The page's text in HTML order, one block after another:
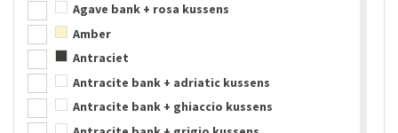
PE-schuim
Polyethyleen
Polypropyleen
PU-schuim
PVC
Agave bank + rosa kussens
Amber
Antraciet
Antracite bank + adriatic kussens
Antracite bank + ghiaccio kussens